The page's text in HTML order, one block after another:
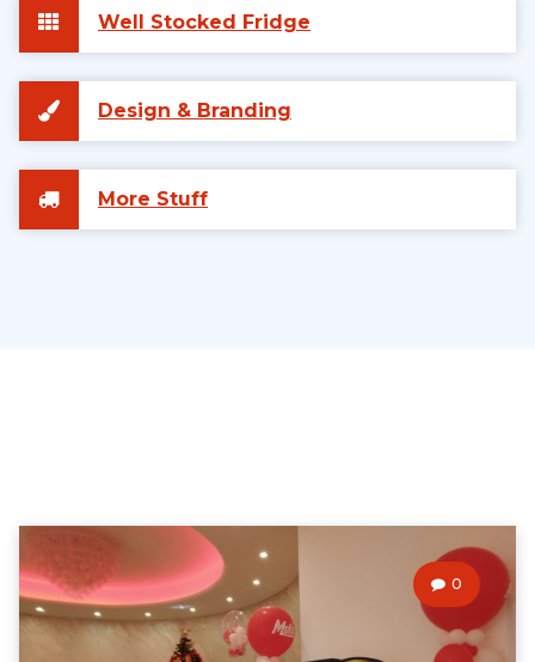
Well Stocked Fridge
Design & Branding
More Stuff
0